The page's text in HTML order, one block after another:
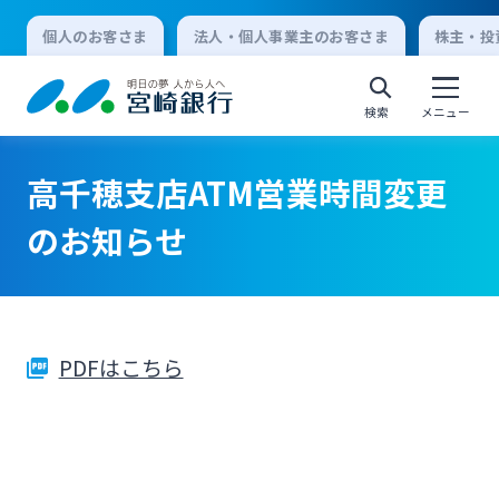
個人のお客さま 法人・個人事業主のお客さま 株主・
検索 メニュー
個人向けインターネットバンキング
ログオン
法人向けインターネットバンキング
高千穂支店ATM営業時間変更
のお知らせ
PDFはこちら